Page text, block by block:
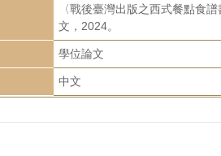
〈戰後臺灣出版之西式餐點食
文，2024。
學位論文
中文